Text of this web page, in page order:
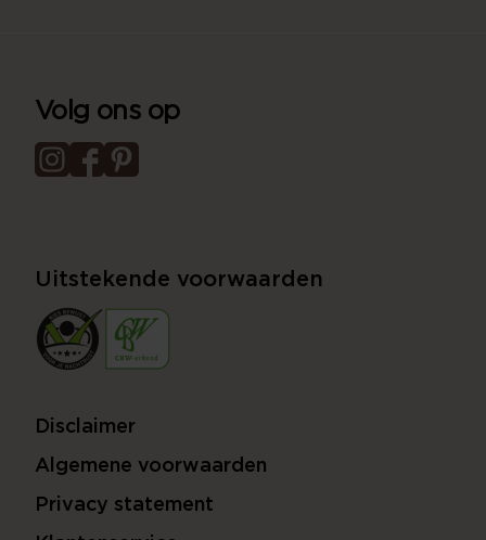
Volg ons op
Uitstekende voorwaarden
Disclaimer
Algemene voorwaarden
Privacy statement